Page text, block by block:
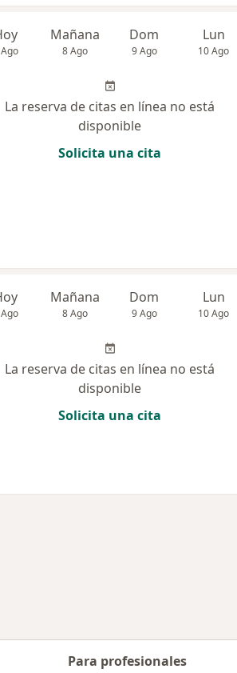
Mañana
8 Ago
Dom
9 Ago
Lun
10 Ago
La reserva de citas en línea no está
disponible
Solicita una cita
Mañana
8 Ago
Dom
9 Ago
Lun
10 Ago
La reserva de citas en línea no está
disponible
Solicita una cita
Para profesionales